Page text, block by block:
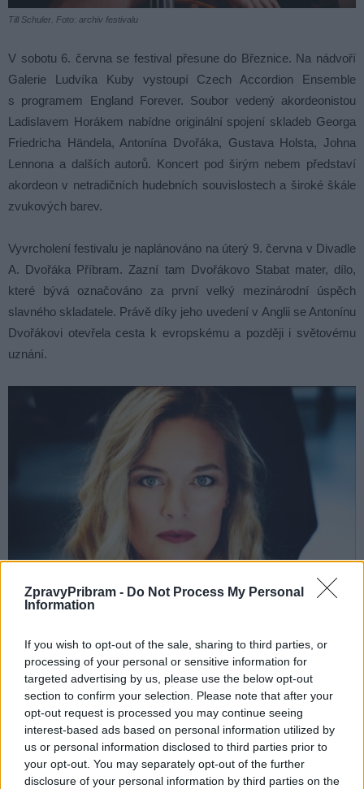
ZpravyPribram - Do Not Process My Personal
Information
If you wish to opt-out of the sale, sharing to third parties, or
processing of your personal or sensitive information for
targeted advertising by us, please use the below opt-out
section to confirm your selection. Please note that after your
opt-out request is processed you may continue seeing
interest-based ads based on personal information utilized by
us or personal information disclosed to third parties prior to
your opt-out. You may separately opt-out of the further
disclosure of your personal information by third parties on the
Till Schuler. Foto: archiv festivalu
V sobotu 6. června se festival přesune do Březnice. Na nádvoří
Galerie Ludvíka Kuby vystoupí Czech Accordion Ensemble
s programem England Forever. Soubor vedený akordeonistou
Ladislavem Horákem nabídne originální spojení skladeb Georga
Friedricha Händela, Antonína Dvořáka, Gustava Holsta, Johna
Lennona a dalších autorů. Koncert pod širým nebem představí
akordeon v netradičních hudebních souvislostech a široké škále
zvukových barev.
Vyvrcholení festivalu je naplánováno na úterý 9. června v Divadle
A. Dvořáka Příbram. Zazní tam Dvořákovo Stabat mater, dílo,
které bývá označováno za první velký mezinárodní úspěch
slavného skladatele. Právě díky jeho uvedení v Anglii se Antonínu
Dvořákovi otevřela cesta k evropskému a později i světovému
uznání.
Alžběta Poláčková. Foto: archiv festivalu
V Příbrami skladbu provedou Janáčkova filharmonie Ostrava,
Český filharmonický sbor Brno a sólisté Alžběta Poláčková,